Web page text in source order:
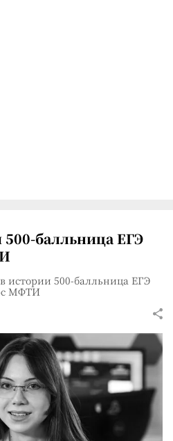
балльница ЕГЭ
истории 500-балльница ЕГЭ
МФТИ